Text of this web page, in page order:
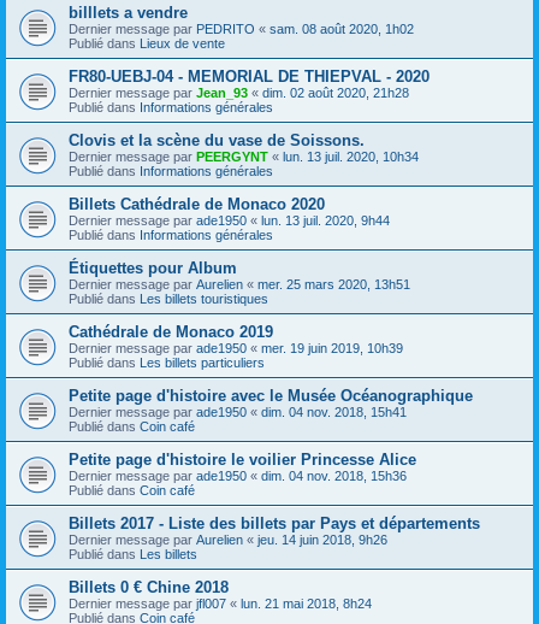
billlets a vendre
Dernier message par PEDRITO « sam. 08 août 2020, 1h02
Publié dans Lieux de vente
FR80-UEBJ-04 - MEMORIAL DE THIEPVAL - 2020
Dernier message par Jean_93 « dim. 02 août 2020, 21h28
Publié dans Informations générales
Clovis et la scène du vase de Soissons.
Dernier message par PEERGYNT « lun. 13 juil. 2020, 10h34
Publié dans Informations générales
Billets Cathédrale de Monaco 2020
Dernier message par ade1950 « lun. 13 juil. 2020, 9h44
Publié dans Informations générales
Étiquettes pour Album
Dernier message par Aurelien « mer. 25 mars 2020, 13h51
Publié dans Les billets touristiques
Cathédrale de Monaco 2019
Dernier message par ade1950 « mer. 19 juin 2019, 10h39
Publié dans Les billets particuliers
Petite page d'histoire avec le Musée Océanographique
Dernier message par ade1950 « dim. 04 nov. 2018, 15h41
Publié dans Coin café
Petite page d'histoire le voilier Princesse Alice
Dernier message par ade1950 « dim. 04 nov. 2018, 15h36
Publié dans Coin café
Billets 2017 - Liste des billets par Pays et départements
Dernier message par Aurelien « jeu. 14 juin 2018, 9h26
Publié dans Les billets
Billets 0 € Chine 2018
Dernier message par jfl007 « lun. 21 mai 2018, 8h24
Publié dans Coin café